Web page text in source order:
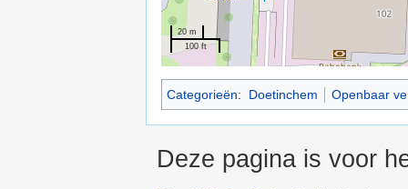
20 m
100 ft
Categorieën: Doetinchem Openbaar
Deze pagina is voor